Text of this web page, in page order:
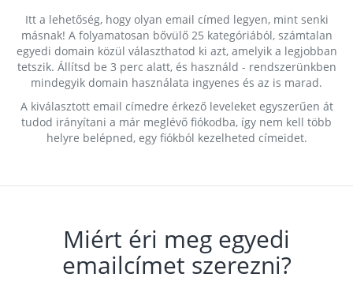
Itt a lehetőség, hogy olyan email címed legyen, mint senki
másnak! A folyamatosan bővülő 25 kategóriából, számtalan
egyedi domain közül választhatod ki azt, amelyik a legjobban
tetszik. Állítsd be 3 perc alatt, és használd - rendszerünkben
mindegyik domain használata ingyenes és az is marad.
A kiválasztott email címedre érkező leveleket egyszerűen át
tudod irányítani a már meglévő fiókodba, így nem kell több
helyre belépned, egy fiókból kezelheted címeidet.
Miért éri meg egyedi
emailcímet szerezni?